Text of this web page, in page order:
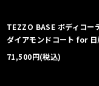
TEZZO BASE ボディコー
ダイアモンドコート for 日
71,500円(税込)